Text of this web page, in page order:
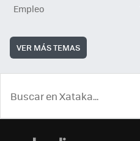
Empleo
VER MÁS TEMAS